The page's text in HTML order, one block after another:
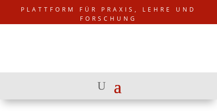
PLATTFORM FÜR PRAXIS, LEHRE UND
FORSCHUNG